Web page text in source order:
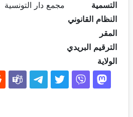
التسمية
مجمع دار التونسية
النظام القانوني
المقر
الترقيم البريدي
الولاية